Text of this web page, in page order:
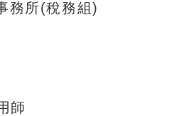
務所(稅務組)
師